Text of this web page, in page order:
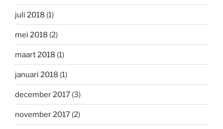
juli 2018 (1)
mei 2018 (2)
maart 2018 (1)
januari 2018 (1)
december 2017 (3)
november 2017 (2)